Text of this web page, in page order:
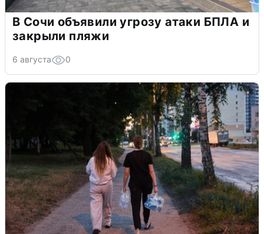
В Сочи объявили угрозу атаки БПЛА и
закрыли пляжи
6 августа 0